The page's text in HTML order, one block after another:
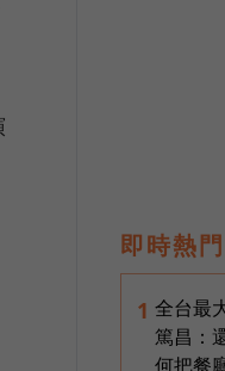
即時熱
1 全台最
篤昌：
何把餐